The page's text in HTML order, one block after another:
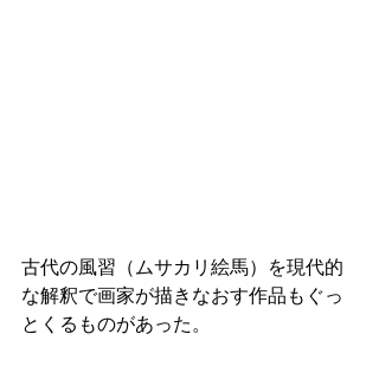
古代の風習（ムサカリ絵馬）を現代的
な解釈で画家が描きなおす作品もぐっ
とくるものがあった。